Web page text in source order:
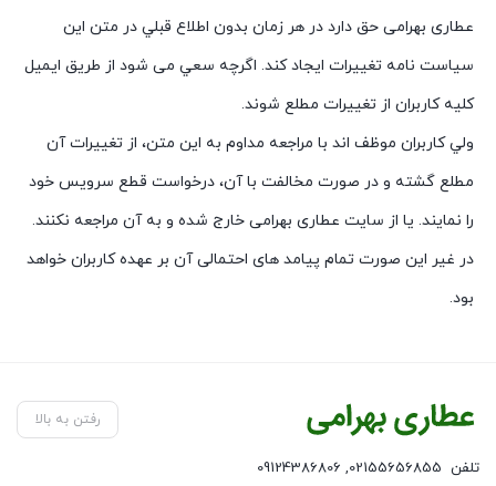
عطاری بهرامی حق دارد در هر زمان بدون اطلاع قبلي در متن این
سیاست نامه تغييرات ايجاد کند. اگرچه سعي می شود از طريق ايميل
کليه کاربران از تغييرات مطلع شوند.
ولي کاربران موظف اند با مراجعه مداوم به اين متن، از تغييرات آن
مطلع گشته و در صورت مخالفت با آن، درخواست قطع سرويس خود
را نمايند. یا از سایت عطاری بهرامی خارج شده و به آن مراجعه نکنند.
در غير اين صورت تمام پيامد های احتمالی آن بر عهده کاربران خواهد
بود.
رفتن به بالا
تلفن 02155656855
,
09124386806